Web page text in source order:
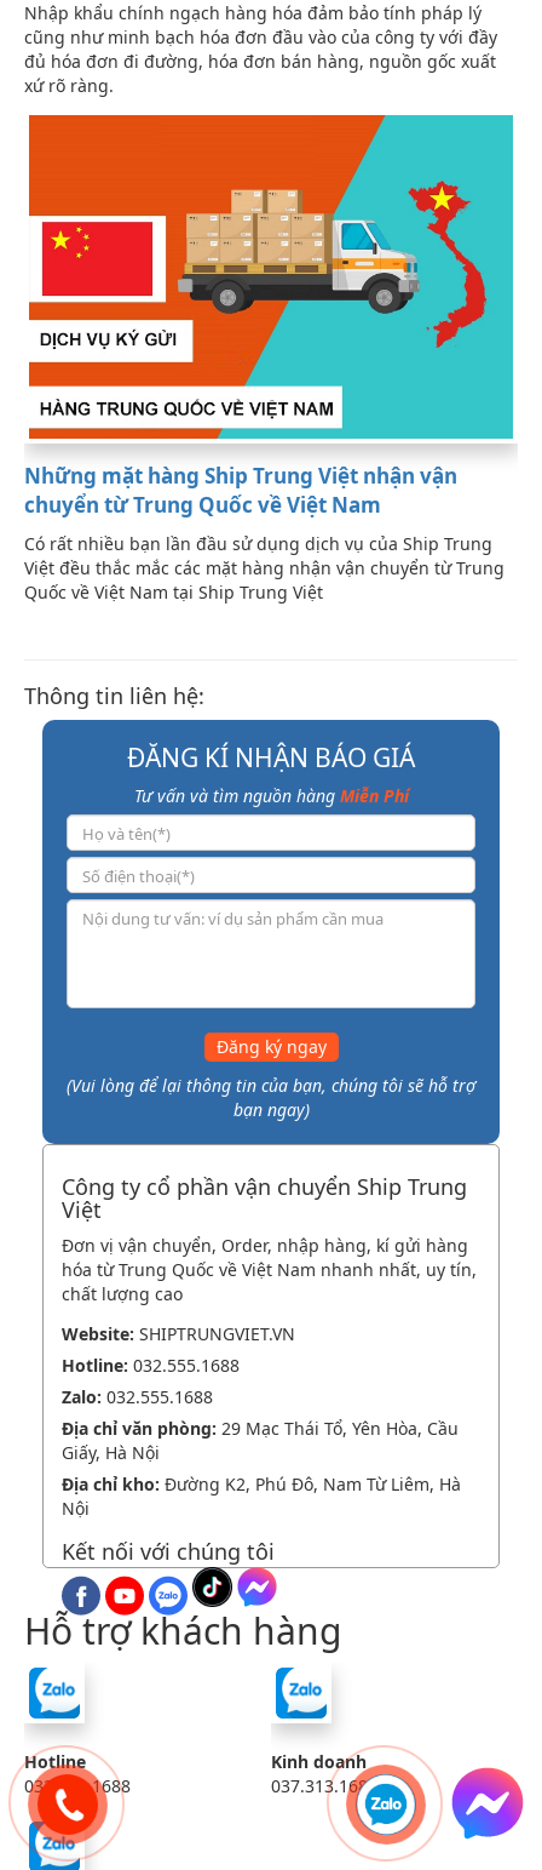
Nhập khẩu chính ngạch hàng hóa đảm bảo tính pháp lý
cũng như minh bạch hóa đơn đầu vào của công ty với đầy
đủ hóa đơn đi đường, hóa đơn bán hàng, nguồn gốc xuất
xứ rõ ràng.
Những mặt hàng Ship Trung Việt nhận vận
chuyển từ Trung Quốc về Việt Nam
Có rất nhiều bạn lần đầu sử dụng dịch vụ của Ship Trung
Việt đều thắc mắc các mặt hàng nhận vận chuyển từ Trung
Quốc về Việt Nam tại Ship Trung Việt
Thông tin liên hệ:
ĐĂNG KÍ NHẬN BÁO GIÁ
Tư vấn và tìm nguồn hàng Miễn Phí
Đăng ký ngay
(Vui lòng để lại thông tin của bạn, chúng tôi sẽ hỗ trợ
bạn ngay)
Công ty cổ phần vận chuyển Ship Trung
Việt
Đơn vị vận chuyển, Order, nhập hàng, kí gửi hàng
hóa từ Trung Quốc về Việt Nam nhanh nhất, uy tín,
chất lượng cao
Website: SHIPTRUNGVIET.VN
Hotline: 032.555.1688
Zalo: 032.555.1688
Địa chỉ văn phòng: 29 Mạc Thái Tổ, Yên Hòa, Cầu
Giấy, Hà Nội
Địa chỉ kho: Đường K2, Phú Đô, Nam Từ Liêm, Hà
Nội
Kết nối với chúng tôi
Hỗ trợ khách hàng
Hotline
032.555.1688
Kinh doanh
037.313.1688